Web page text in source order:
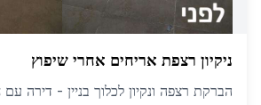
ניקיון רצפת אריחים אחרי שיפוץ
הברקת רצפה ונקיון לכלוך בניין - דירה עם